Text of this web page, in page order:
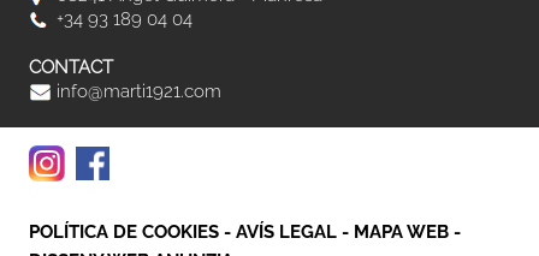
+34 93 189 04 04
CONTACT
info@marti1921.com
POLÍTICA DE COOKIES - AVÍS LEGAL - MAPA WEB -